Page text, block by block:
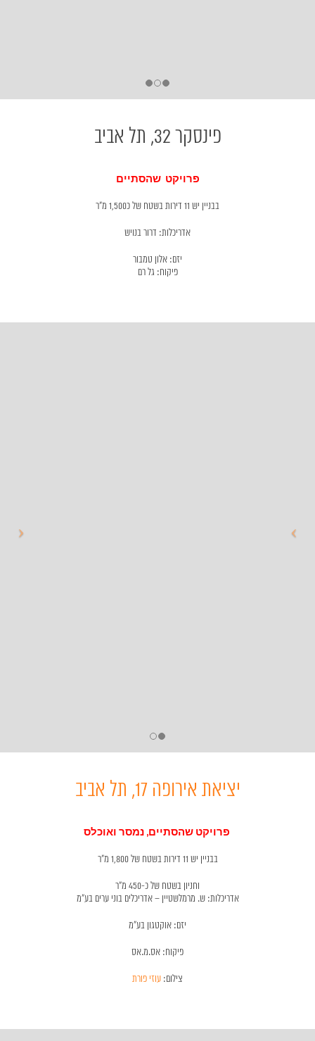
פינסקר 32, תל אביב
פרויקט שהסתיים
בבניין יש 11 דירות בשטח של כ1,500 מ"ר
אדריכלות: דרור בנויש
יזם: אלון טמבור
פיקוח: גל רם
יציאת אירופה 17, תל אביב
פרויקט שהסתיים, נמסר ואוכלס
בבניין יש 11 דירות בשטח של 1,800 מ"ר
וחניון בשטח של כ-450 מ"ר
אדריכלות: ש. מרמלשטיין – אדריכלים בוני ערים בע"מ
יזם: אוקטגון בע"מ
פיקוח: אס.מ.אס
צילום: עוזי פורת